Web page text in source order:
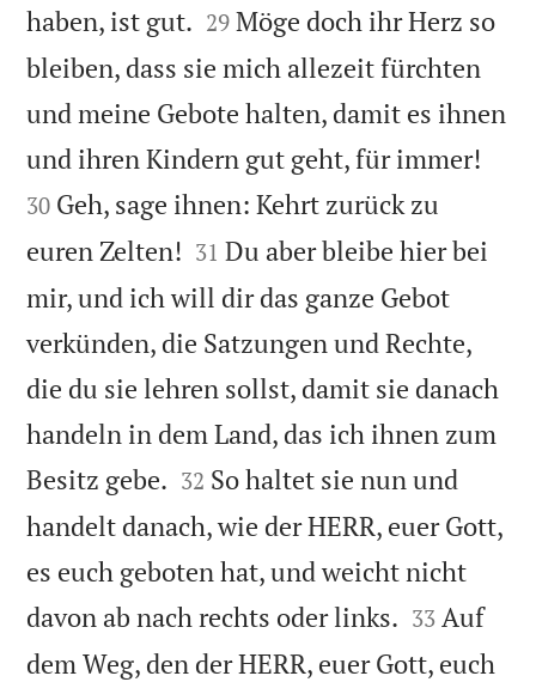
haben, ist gut. 

29 Möge doch ihr Herz so
bleiben, dass sie mich allezeit fürchten
und meine Gebote halten, damit es ihnen
und ihren Kindern gut geht, für immer!
30 Geh, sage ihnen: Kehrt zurück zu
euren Zelten! 

31 Du aber bleibe hier bei
mir, und ich will dir das ganze Gebot
verkünden, die Satzungen und Rechte,
die du sie lehren sollst, damit sie danach
handeln in dem Land, das ich ihnen zum
Besitz gebe. 

32 So haltet sie nun und
handelt danach, wie der HERR, euer Gott,
es euch geboten hat, und weicht nicht
davon ab nach rechts oder links. 

33 Auf
dem Weg, den der HERR, euer Gott, euch